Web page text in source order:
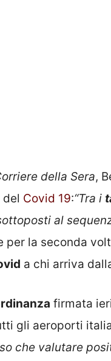
della Sera,
Covid 19:“Tra i
al
per la seconda
a chi arriva
firmata
gli aeroporti
che valutare